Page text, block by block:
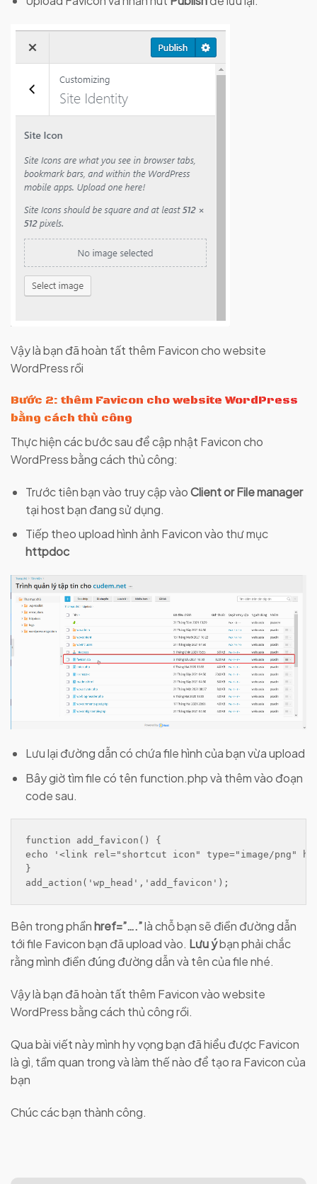
Vậy là bạn đã hoàn tất thêm Favicon cho website
WordPress rồi
Bước 2: thêm Favicon cho website WordPress
bằng cách thủ công
Thực hiện các bước sau để cập nhật Favicon cho
WordPress bằng cách thủ công:
Trước tiên bạn vào truy cập vàoClient or File manager
tại host bạn đang sử dụng.
Tiếp theo upload hình ảnh Favicon vào thư mục
httpdoc
Lưu lại đường dẫn có chứa file hình của bạn vừa upload
Bây giờ tìm file có tên function.php và thêm vào đoạn
code sau.
function add_favicon() {
echo '<link rel="shortcut icon" type="image/
}
Bên trong phầnhref=”….”là chỗ bạn sẽ điền đường dẫn
tới file Favicon bạn đã upload vào. Lưu ýbạn phải chắc
rằng mình điền đúng đường dẫn và tên của file nhé.
Vậy là bạn đã hoàn tất thêm Favicon vào website
WordPress bằng cách thủ công rồi.
Qua bài viết này mình hy vọng bạn đã hiểu được Favicon
là gì, tầm quan trong và làm thế nào để tạo ra Favicon của
bạn
Chúc các bạn thành công.